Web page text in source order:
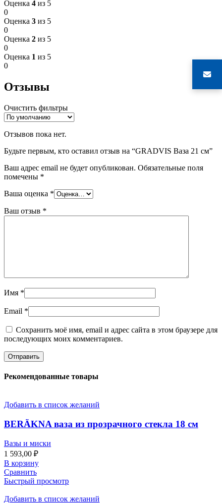
Оценка 4 из 5
0
Оценка 3 из 5
0
Оценка 2 из 5
0
Оценка 1 из 5
0
Отзывы
Очистить фильтры
Отзывов пока нет.
Будьте первым, кто оставил отзыв на “GRADVIS Ваза 21 см”
Ваш адрес email не будет опубликован. Обязательные поля
помечены *
Ваша оценка *
Ваш отзыв *
Имя *
Email *
Сохранить моё имя, email и адрес сайта в этом браузере для
последующих моих комментариев.
Рекомендованные товары
Добавить в список желаний
BERÄKNA ваза из прозрачного стекла 18 см
Вазы и миски
1 593,00 ₽
В корзину
Сравнить
Быстрый просмотр
Добавить в список желаний